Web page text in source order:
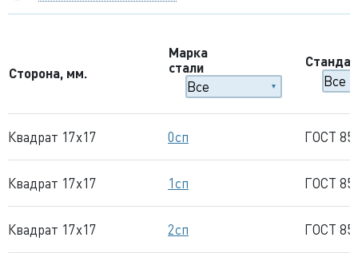
Сторона, мм.
Марка
стали
Квадрат 17x17 0сп ГОСТ
Квадрат 17x17 1сп ГОСТ
Квадрат 17x17 2сп ГОСТ